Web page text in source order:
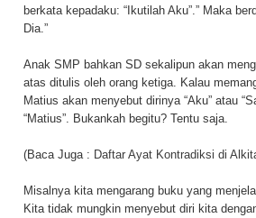
berkata kepadaku: “Ikutilah Aku”.” Maka
Dia.”
Anak SMP bahkan SD sekalipun akan
atas ditulis oleh orang ketiga. Kalau
Matius akan menyebut dirinya “Aku” atau
“Matius”. Bukankah begitu? Tentu saja.
(Baca Juga : Daftar Ayat Kontradiksi di
Misalnya kita mengarang buku yang
Kita tidak mungkin menyebut diri kita